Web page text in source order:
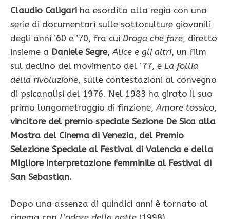
Claudio Caligari ha esordito alla regia con una
serie di documentari sulle sottoculture giovanili
degli anni ’60 e ’70, fra cui Droga che fare, diretto
insieme a Daniele Segre,Alice e gli altri, un film
sul declino del movimento del ’77, e La follia
della rivoluzione, sulle contestazioni al convegno
di psicanalisi del 1976. Nel 1983 ha girato il suo
primo lungometraggio di finzione,Amore tossico,
vincitore del premio speciale Sezione De Sica alla
Mostra del Cinema di Venezia, del Premio
Selezione Speciale al Festival di Valencia e della
Migliore interpretazione femminile al Festival di
San Sebastian.
Dopo una assenza di quindici anni è tornato al